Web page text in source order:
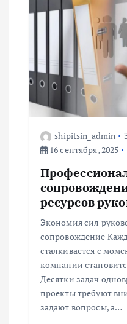
я
о
з
shipitsin_admin
16 сентября, 2025
ресурсов
Экономия сил
сопровождение
сталкивается с
компании
Десятки задач
проекты требуют
задают вопросы, а…